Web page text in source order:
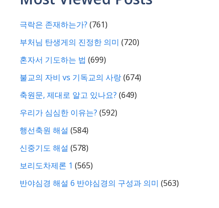
극락은 존재하는가? (761)
부처님 탄생게의 진정한 의미 (720)
혼자서 기도하는 법 (699)
불교의 자비 vs 기독교의 사랑(674)
축원문, 제대로 알고 있나요? (649)
우리가 심심한 이유는? (592)
행선축원 해설 (584)
신중기도 해설 (578)
보리도차제론 1 (565)
반야심경 해설 6 반야심경의 구성과 의미 (563)